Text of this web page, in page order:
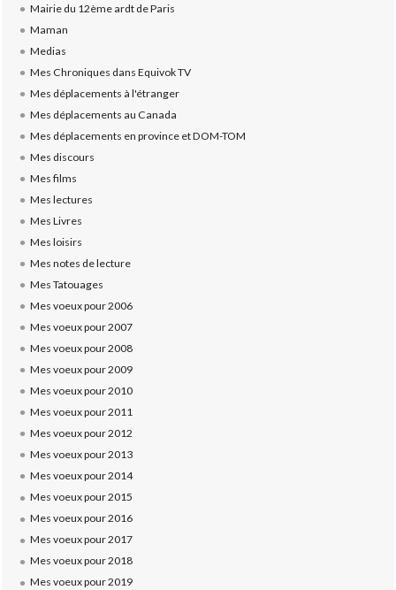
Mairie du 12ème ardt de Paris
Maman
Medias
Mes Chroniques dans Equivok TV
Mes déplacements à l'étranger
Mes déplacements au Canada
Mes déplacements en province et DOM-TOM
Mes discours
Mes films
Mes lectures
Mes Livres
Mes loisirs
Mes notes de lecture
Mes Tatouages
Mes voeux pour 2006
Mes voeux pour 2007
Mes voeux pour 2008
Mes voeux pour 2009
Mes voeux pour 2010
Mes voeux pour 2011
Mes voeux pour 2012
Mes voeux pour 2013
Mes voeux pour 2014
Mes voeux pour 2015
Mes voeux pour 2016
Mes voeux pour 2017
Mes voeux pour 2018
Mes voeux pour 2019